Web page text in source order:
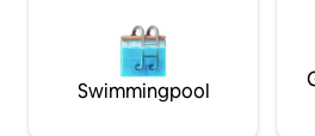
Swimmingpool